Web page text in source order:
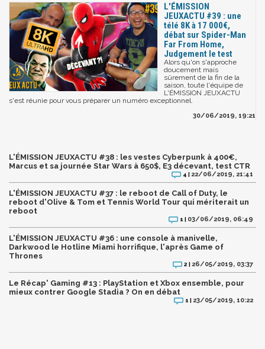
L'ÉMISSION
JEUXACTU #39 : une
télé 8K à 17 000€,
débat sur Spider-Man
Far From Home,
Judgement le test
Alors qu'on s'approche
doucement mais
sûrement de la fin de la
saison, toute l'équipe de
L'ÉMISSION JEUXACTU
s'est réunie pour vous préparer un numéro exceptionnel.
30/06/2019, 19:21
L'ÉMISSION JEUXACTU #38 : les vestes Cyberpunk à 400€,
Marcus et sa journée Star Wars à 650$, E3 décevant, test CTR
4 | 22/06/2019, 21:41
L'ÉMISSION JEUXACTU #37 : le reboot de Call of Duty, le
reboot d'Olive & Tom et Tennis World Tour qui mériterait un
reboot
1 | 03/06/2019, 06:49
L'ÉMISSION JEUXACTU #36 : une console à manivelle,
Darkwood le Hotline Miami horrifique, l'après Game of
Thrones
2 | 26/05/2019, 03:37
Le Récap' Gaming #13 : PlayStation et Xbox ensemble, pour
mieux contrer Google Stadia ? On en débat
1 | 23/05/2019, 10:22